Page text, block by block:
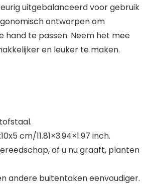
uitgebalanceerd voor gebruik
ontworpen om
hand te passen. Neem het mee
en leuker te maken.
cm/11.81×3.94×1.97 inch.
of u nu graaft, planten
andere buitentaken eenvoudiger.